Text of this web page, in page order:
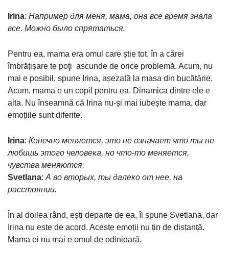
Irina: Например для меня, мама, она все время знала
все. Можно было спрятаться.
Pentru ea, mama era omul care știe tot, în a cărei
îmbrățișare te poţi ascunde de orice problemă. Acum, nu
mai e posibil, spune Irina, așezată la masa din bucătărie.
Acum, mama e un copil pentru ea. Dinamica dintre ele e
alta. Nu înseamnă că Irina nu-și mai iubește mama, dar
emoțiile sunt diferite.
Irina: Конечно меняется, это не означает что ты не
любишь этого человека, но что-то меняется,
чувства меняются.
Svetlana: А во вторых, ты далеко от нее, на
расстоянии.
În al doilea rând, ești departe de ea, îi spune Svetlana, dar
Irina nu este de acord. Aceste emoții nu țin de distanță.
Mama ei nu mai e omul de odinioară.